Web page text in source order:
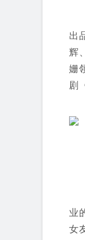
出
辉
姗
剧
业
女